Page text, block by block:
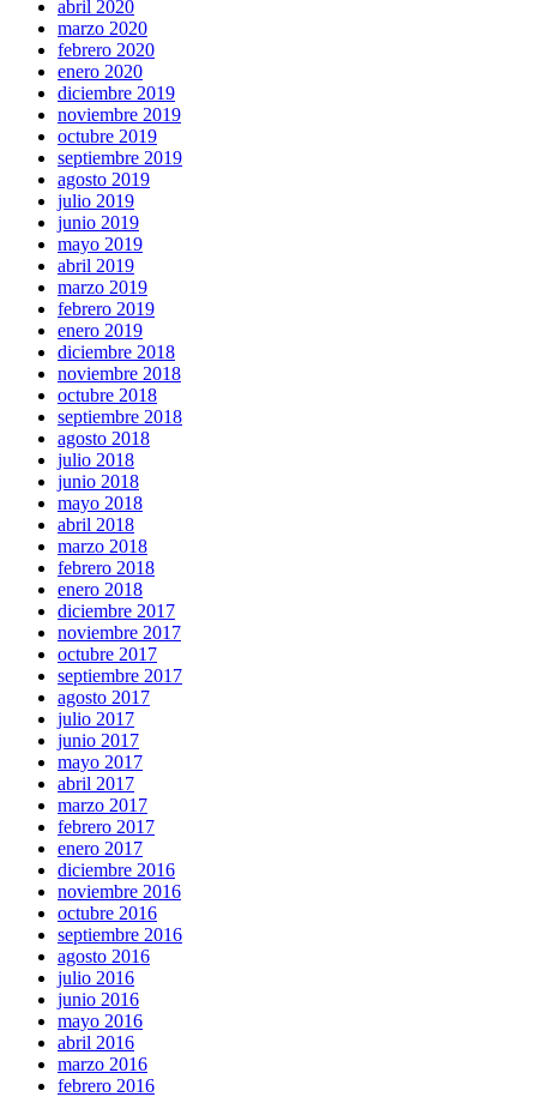
abril 2020
marzo 2020
febrero 2020
enero 2020
diciembre 2019
noviembre 2019
octubre 2019
septiembre 2019
agosto 2019
julio 2019
junio 2019
mayo 2019
abril 2019
marzo 2019
febrero 2019
enero 2019
diciembre 2018
noviembre 2018
octubre 2018
septiembre 2018
agosto 2018
julio 2018
junio 2018
mayo 2018
abril 2018
marzo 2018
febrero 2018
enero 2018
diciembre 2017
noviembre 2017
octubre 2017
septiembre 2017
agosto 2017
julio 2017
junio 2017
mayo 2017
abril 2017
marzo 2017
febrero 2017
enero 2017
diciembre 2016
noviembre 2016
octubre 2016
septiembre 2016
agosto 2016
julio 2016
junio 2016
mayo 2016
abril 2016
marzo 2016
febrero 2016